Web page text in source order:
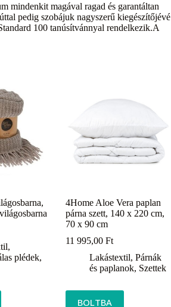
mindenkit magával ragad és garantáltan
pedig szobájuk nagyszerű kiegészítőjévé
100 tanúsítvánnyal rendelkezik.A
,
plédek,
4Home Aloe Vera paplan
párna szett, 140 x 220 cm,
70 x 90 cm
11 995,00Ft
Lakástextil,Párnák
és paplanok, Szettek
BOLTBA